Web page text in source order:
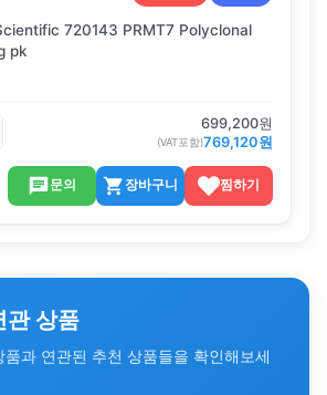
720143 PRMT7 Polyclonal
pk
699,200원
(VAT포함)769,120원
문의 장바구니 찜하기
관 상품
품과 연관된 추천 상품들을 확인해보세